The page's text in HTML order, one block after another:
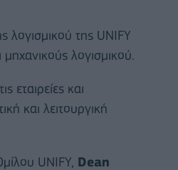
λογισμικού της UNIFY
λογισμικού.
εταιρείες και
και λειτουργική
UNIFY, Dean